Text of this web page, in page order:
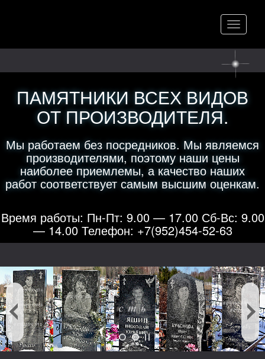
Меню
ПАМЯТНИКИ ВСЕХ ВИДОВ
ОТ ПРОИЗВОДИТЕЛЯ.
Мы работаем без посредников. Мы являемся
производителями, поэтому наши цены
наиболее приемлемы, а качество наших
работ соответствует самым высшим оценкам.
Время работы: Пн-Пт: 9.00 — 17.00 Сб-Вс: 9.00
— 14.00 Телефон: +7(952)454-52-63